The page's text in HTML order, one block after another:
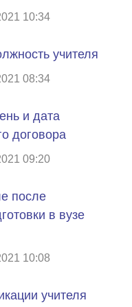
10:34
учителя
08:34
и дата
договора
09:20
после
в вузе
10:08
учителя